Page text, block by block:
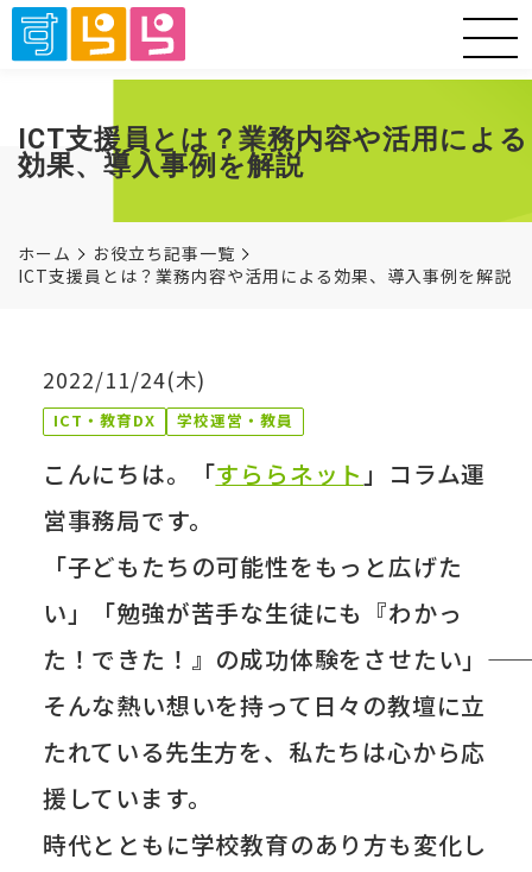
ICT支援員とは？業務内容や活用による
効果、導入事例を解説
ホーム
お役立ち記事一覧
ICT支援員とは？業務内容や活用による効果、導入事例を解説
2022/11/24(木)
ICT・教育DX 学校運営・教員
こんにちは。「すららネット 」コラム運
営事務局です。
「子どもたちの可能性をもっと広げた
い」「勉強が苦手な生徒にも『わかっ
た！できた！』の成功体験をさせたい」――
そんな熱い想いを持って日々の教壇に立
たれている先生方を、私たちは心から応
援しています。
時代とともに学校教育のあり方も変化し